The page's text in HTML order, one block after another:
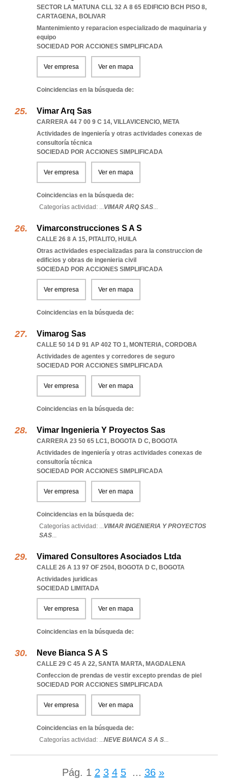
SECTOR LA MATUNA CLL 32 A 8 65 EDIFICIO BCH PISO 8,
CARTAGENA, BOLIVAR
Mantenimiento y reparacion especializado de maquinaria y
equipo
SOCIEDAD POR ACCIONES SIMPLIFICADA
Ver empresa Ver en mapa
Coincidencias en la búsqueda de:
Vimar Arq Sas
CARRERA 44 7 00 9 C 14, VILLAVICENCIO, META
Actividades de ingeniería y otras actividades conexas de
consultoría técnica
SOCIEDAD POR ACCIONES SIMPLIFICADA
Ver empresa Ver en mapa
Coincidencias en la búsqueda de:
Categorías actividad: ...VIMAR ARQ SAS...
Vimarconstrucciones S A S
CALLE 26 8 A 15, PITALITO, HUILA
Otras actividades especializadas para la construccion de
edificios y obras de ingenieria civil
SOCIEDAD POR ACCIONES SIMPLIFICADA
Ver empresa Ver en mapa
Coincidencias en la búsqueda de:
Vimarog Sas
CALLE 50 14 D 91 AP 402 TO 1, MONTERIA, CORDOBA
Actividades de agentes y corredores de seguro
SOCIEDAD POR ACCIONES SIMPLIFICADA
Ver empresa Ver en mapa
Coincidencias en la búsqueda de:
Vimar Ingenieria Y Proyectos Sas
CARRERA 23 50 65 LC1, BOGOTA D C, BOGOTA
Actividades de ingeniería y otras actividades conexas de
consultoría técnica
SOCIEDAD POR ACCIONES SIMPLIFICADA
Ver empresa Ver en mapa
Coincidencias en la búsqueda de:
Categorías actividad: ...VIMAR INGENIERIA Y PROYECTOS
SAS...
Vimared Consultores Asociados Ltda
CALLE 26 A 13 97 OF 2504, BOGOTA D C, BOGOTA
Actividades juridicas
SOCIEDAD LIMITADA
Ver empresa Ver en mapa
Coincidencias en la búsqueda de:
Neve Bianca S A S
CALLE 29 C 45 A 22, SANTA MARTA, MAGDALENA
Confeccion de prendas de vestir excepto prendas de piel
SOCIEDAD POR ACCIONES SIMPLIFICADA
Ver empresa Ver en mapa
Coincidencias en la búsqueda de:
Categorías actividad: ...NEVE BIANCA S A S...
Pág. 1 2 3 4 5 ... 36 »